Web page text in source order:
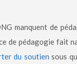
manquent de
de pédagogie fait
du soutien sous